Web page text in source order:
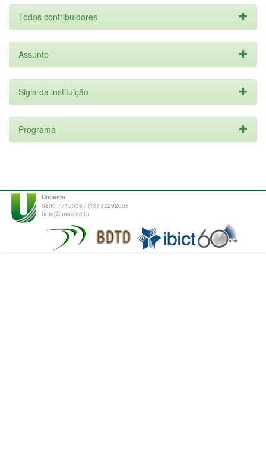
Todos contribuidores
Assunto
Sigla da instituição
Programa
Unoeste
0800 7715533 / (18) 32292003
bdtd@unoeste.br